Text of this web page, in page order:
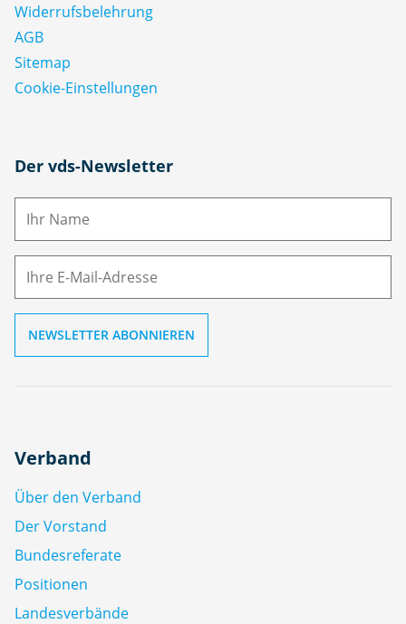
Widerrufsbelehrung
AGB
Sitemap
Cookie-Einstellungen
Der vds-Newsletter
N
M
Verband
Über den Verband
Der Vorstand
Bundesreferate
Positionen
Landesverbände